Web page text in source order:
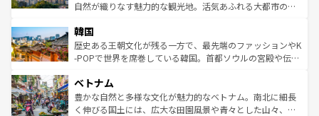
ク、伝統的なフラダンスなど、すべてがハワイの魅力を彩
ワイを、存分に味わってほしい。 なお、新着のハワイ情報
はコンテンツ一覧を参照してほしい。
ど、見どころがたくさん。また、カフェやワイン、オージ
いる。アクティビティも充実しており、サーフィンやダイ
ビング、ハイキングなど、アウトドア好きにはたまらな
い。オーストラリアの多彩な魅力を存分に味わいつくそ
参照してほしい。
自然が織りなす魅力的な観光地。活気あふれる大都市の台
ン）、静ひつな山岳地帯である台湾東部など、都市の喧騒
と山間の静けさが共存しており、訪れる人に新しい発見と
驚きをもたらしてくれる。また、奥深い台湾の食文化も魅
容にもいいと評判のスイーツなど、バラエティ豊かな料理
が味わえる。 なお、新着の台湾情報は コンテンツ一覧を参
照してほしい。
韓国
歴史ある王朝文化が残る一方で、最先端のファッションやK
-POPで世界を席巻している韓国。首都ソウルの宮殿や伝統
き、地方に足を延ばせば四季折々の自然美を楽しむことが
できる。そして、キムチや焼肉、絶品のストリートフード
まで、さまざまな韓国料理が待っている。夜には、韓国な
ベトナム
豊かな自然と多様な文化が魅力的なベトナム。南北に細長
く伸びる国土には、広大な田園風景や青々とした山々、世